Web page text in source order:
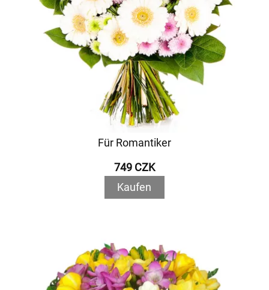
Für Romantiker
749 CZK
Kaufen